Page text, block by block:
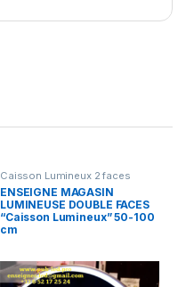
Caisson Lumineux 2 faces
ENSEIGNE MAGASIN
LUMINEUSE DOUBLE FACES
“Caisson Lumineux” 50-100
cm